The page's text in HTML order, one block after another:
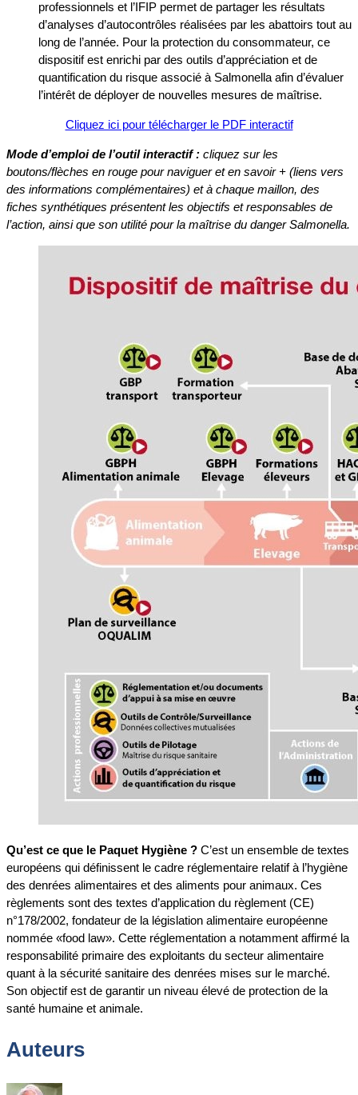
professionnels et l’IFIP permet de partager les résultats
d’analyses d’autocontrôles réalisées par les abattoirs tout au
long de l’année. Pour la protection du consommateur, ce
dispositif est enrichi par des outils d’appréciation et de
quantification du risque associé à Salmonella afin d’évaluer
l’intérêt de déployer de nouvelles mesures de maîtrise.
Cliquez ici pour télécharger le PDF interactif
Mode d’emploi de l’outil interactif : cliquez sur les
boutons/flèches en rouge pour naviguer et en savoir + (liens vers
des informations complémentaires) et à chaque maillon, des
fiches synthétiques présentent les objectifs et responsables de
l’action, ainsi que son utilité pour la maîtrise du danger Salmonella.
Qu’est ce que le Paquet Hygiène ? C’est un ensemble de textes
européens qui définissent le cadre réglementaire relatif à l’hygiène
des denrées alimentaires et des aliments pour animaux. Ces
règlements sont des textes d’application du règlement (CE)
n°178/2002, fondateur de la législation alimentaire européenne
nommée «food law». Cette réglementation a notamment affirmé la
responsabilité primaire des exploitants du secteur alimentaire
quant à la sécurité sanitaire des denrées mises sur le marché.
Son objectif est de garantir un niveau élevé de protection de la
santé humaine et animale.
Auteurs